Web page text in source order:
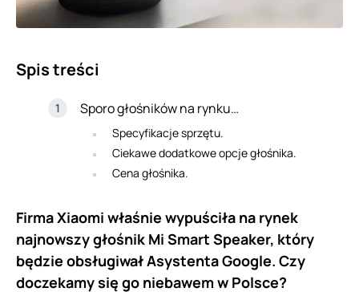
Spis treści
Sporo głośników na rynku…
Specyfikacje sprzętu.
Ciekawe dodatkowe opcje głośnika.
Cena głośnika.
Firma Xiaomi właśnie wypuściła na rynek
najnowszy głośnik Mi Smart Speaker, który
będzie obsługiwał Asystenta Google. Czy
doczekamy się go niebawem w Polsce?